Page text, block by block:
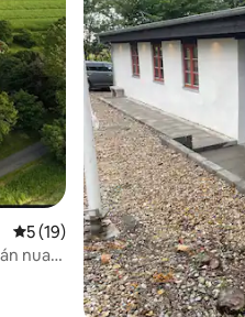
Meánrátáil 5 as 5, 19 léirmheas
5 (19)
nua